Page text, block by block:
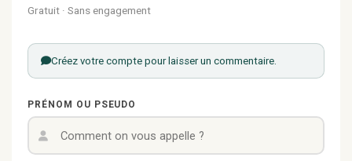
Gratuit · Sans engagement
Créez votre compte pour laisser un commentaire.
PRÉNOM OU PSEUDO